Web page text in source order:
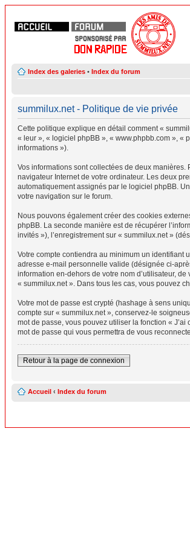
Index des galeries • Index du forum
summilux.net - Politique de vie privée
Cette politique explique en détail comment «
« leur », « logiciel phpBB », « www.phpbb.com », «
informations »).
Vos informations sont collectées de deux
navigateur Internet de votre ordinateur. Les deux
automatiquement assignés par le logiciel phpBB.
votre navigation sur le forum.
Nous pouvons également créer des cookies
phpBB. La seconde manière est de récupérer
invités »), l’enregistrement sur « summilux.net »
Votre compte contiendra au minimum un identifiant
adresse e-mail personnelle valide (désignée ci-
information en-dehors de votre nom d’utilisateur,
« summilux.net ». Dans tous les cas, vous pouvez
Votre mot de passe est crypté (hashage à sens
compte sur « summilux.net », conservez-le
mot de passe, vous pouvez utiliser la fonction «
mot de passe qui vous permettra de vous
Retour à la page de connexion
Accueil ‹ Index du forum